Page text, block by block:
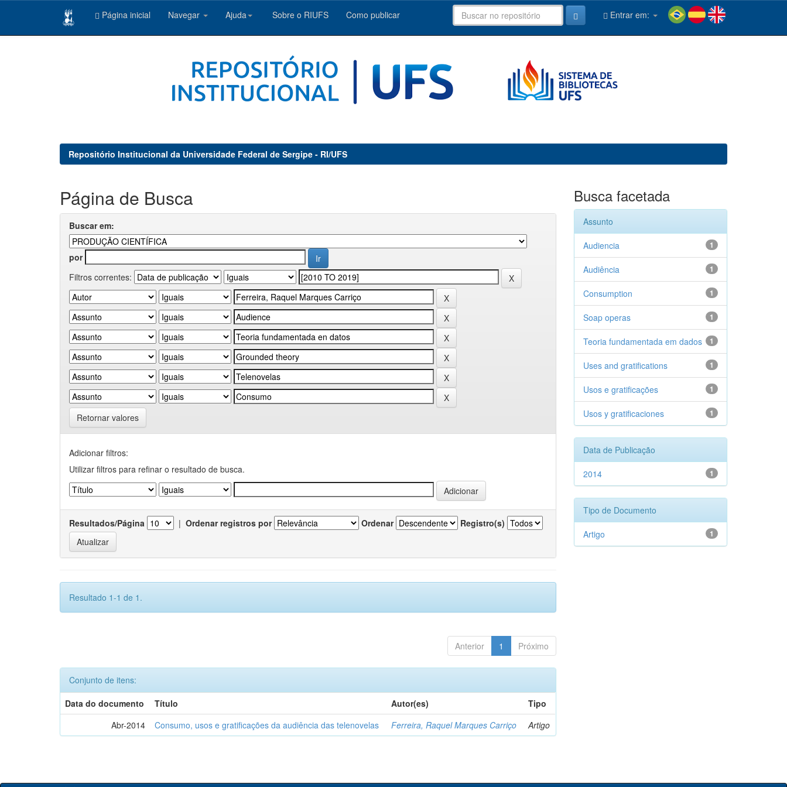
Página inicial Navegar Ajuda Sobre o RIUFS Como publicar Entrar em:
Repositório Institucional da Universidade Federal de Sergipe - RI/UFS
Página de Busca
Buscar em:
por
Filtros correntes:
Retornar valores
Adicionar filtros:
Utilizar filtros para refinar o resultado de busca.
Resultados/Página | Ordenar registros por Ordenar Registro(s)
Resultado 1-1 de 1.
Anterior 1 Próximo
Conjunto de itens:
Data do documento
Título Autor(es)
Tipo
Abr-2014
Consumo, usos e gratificações da audiência das telenovelas Ferreira, Raquel Marques Carriço Artigo
Busca facetada
Assunto
1
Audiencia
1
Audiência
1
Consumption
1
Soap operas
1
Teoria fundamentada em dados
1
Uses and gratifications
1
Usos e gratificações
1
Usos y gratificaciones
Data de Publicação
1
2014
Tipo de Documento
1
Artigo